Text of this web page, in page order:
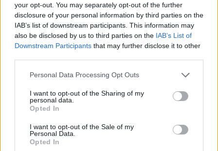
your opt-out. You may separately opt-out of the further
disclosure of your personal information by third parties on the
IAB’s list of downstream participants. This information may
also be disclosed by us to third parties on the IAB’s List of
Downstream Participants that may further disclose it to other
Please note that this website/app uses one or more Google
not limited to your visit or usage behaviour. You may click to
grant or deny consent to Google and its third-party tags to
use your data for below specified purposes in below Google
consent section.
Personal Data Processing Opt Outs
I want to opt-out of the Sharing of my
personal data.
Opted In
I want to opt-out of the Sale of my
Personal Data.
Opted In
CRÓNICA
Nuevo giro en el caso Yéremi Vargas:
desvelan el informe forense